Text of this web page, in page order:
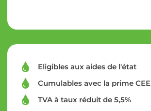
Eligibles aux aides de l'état
Cumulables avec la prime CEE
TVA à taux réduit de 5,5%